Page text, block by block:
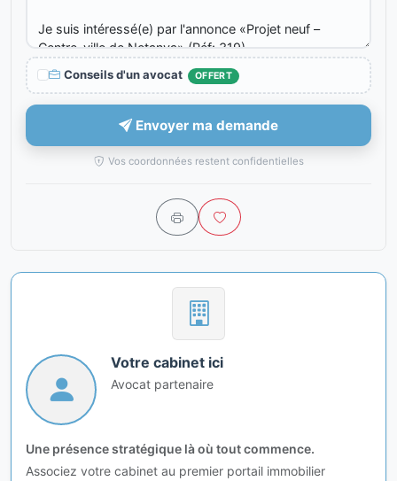
Conseils d'un avocat OFFERT
Envoyer ma demande
Vos coordonnées restent confidentielles
Votre cabinet ici
Avocat partenaire
Une présence stratégique là où tout commence.
Associez votre cabinet au premier portail immobilier